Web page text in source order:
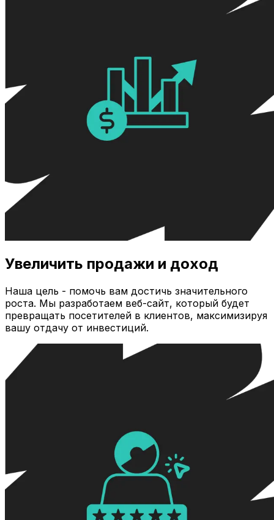
Увеличить продажи и доход
Наша цель - помочь вам достичь значительного
роста. Мы разработаем веб-сайт, который будет
превращать посетителей в клиентов, максимизируя
вашу отдачу от инвестиций.